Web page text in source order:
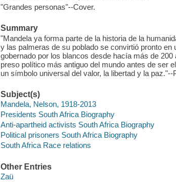
"Grandes personas"--Cover.
Summary
"Mandela ya forma parte de la historia de la
y las palmeras de su poblado se convirtió pronto
gobernado por los blancos desde hacía más de
preso político más antiguo del mundo antes de ser
un símbolo universal del valor, la libertad y la
Subject(s)
Mandela, Nelson, 1918-2013
Presidents South Africa Biography
Anti-apartheid activists South Africa Biography
Political prisoners South Africa Biography
South Africa Race relations
Other Entries
Zaü